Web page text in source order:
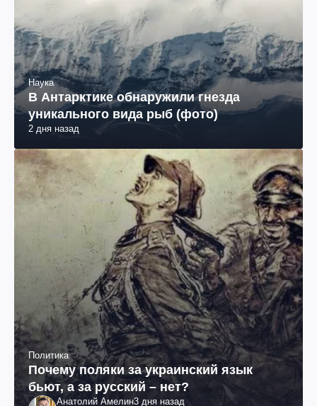
Наука
В Антарктике обнаружили гнезда
уникального вида рыб (фото)
2 дня назад
Политика
Почему поляки за украинский язык
бьют, а за русский – нет?
Анатолий Амелин3 дня назад